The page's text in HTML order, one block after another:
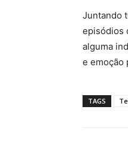
Juntando
episódios
alguma
e emoção
TAGS